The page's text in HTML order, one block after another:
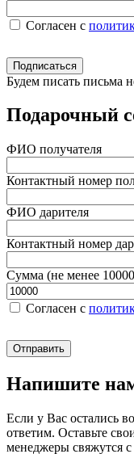
Согласен c
Подписаться
Будем писать письма
Подарочный
ФИО получателя
Контактный номер
ФИО дарителя
Контактный номер
Сумма (не менее
Согласен c
Отправить
Напишите
Если у Вас остались
ответим. Оставьте
менеджеры свяжутся